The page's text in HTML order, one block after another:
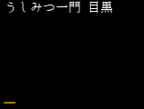
うしみつ一門 目黒